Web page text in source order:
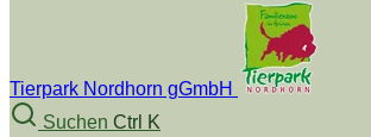
Tierpark Nordhorn gGmbH
Suchen Ctrl K